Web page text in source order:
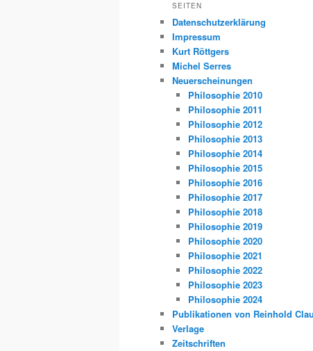
SEITEN
Datenschutzerklärung
Impressum
Kurt Röttgers
Michel Serres
Neuerscheinungen
Philosophie 2010
Philosophie 2011
Philosophie 2012
Philosophie 2013
Philosophie 2014
Philosophie 2015
Philosophie 2016
Philosophie 2017
Philosophie 2018
Philosophie 2019
Philosophie 2020
Philosophie 2021
Philosophie 2022
Philosophie 2023
Philosophie 2024
Publikationen von Reinhold
Verlage
Zeitschriften